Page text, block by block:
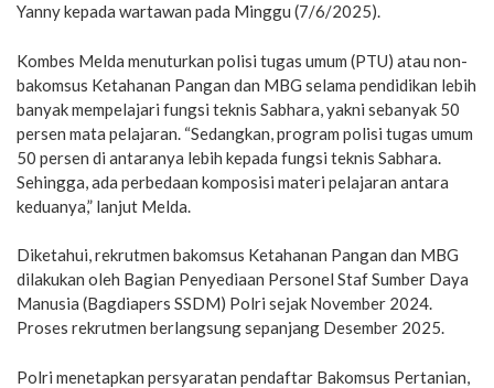
Yanny kepada wartawan pada Minggu (7/6/2025).
Kombes Melda menuturkan polisi tugas umum (PTU) atau non-
bakomsus Ketahanan Pangan dan MBG selama pendidikan lebih
banyak mempelajari fungsi teknis Sabhara, yakni sebanyak 50
persen mata pelajaran. “Sedangkan, program polisi tugas umum
50 persen di antaranya lebih kepada fungsi teknis Sabhara.
Sehingga, ada perbedaan komposisi materi pelajaran antara
keduanya,” lanjut Melda.
Diketahui, rekrutmen bakomsus Ketahanan Pangan dan MBG
dilakukan oleh Bagian Penyediaan Personel Staf Sumber Daya
Manusia (Bagdiapers SSDM) Polri sejak November 2024.
Proses rekrutmen berlangsung sepanjang Desember 2025.
Polri menetapkan persyaratan pendaftar Bakomsus Pertanian,